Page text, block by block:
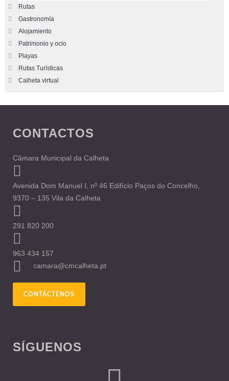
Rutas
Gastronomía
Alojamiento
Patrimonio y ocio
Playas
Rutas Turísticas
Calheta virtual
CONTACTOS
Câmara Municipal da Calheta
Avenida Dom Manuel I, nº 46 Edifício Paços do Concelho,
9370 – 135 Vila da Calheta
291 820 200
963 434 157
camara@cmcalheta.pt
CONTÁCTENOS
SÍGUENOS